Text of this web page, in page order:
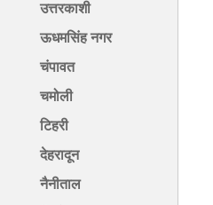
उत्तरकाशी
ऊधमसिंह नगर
चंपावत
चमोली
टिहरी
देहरादून
नैनीताल